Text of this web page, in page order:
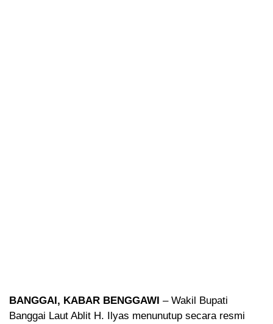
BANGGAI, KABAR BENGGAWI – Wakil Bupati
Banggai Laut Ablit H. Ilyas menunutup secara resmi